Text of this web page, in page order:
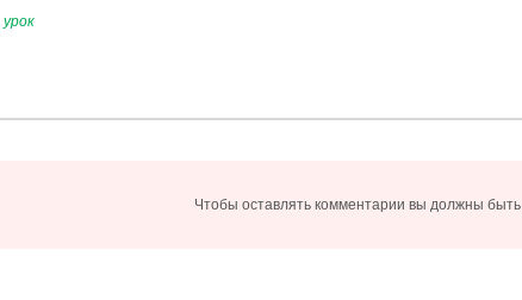
урок
Чтобы оставлять комментарии вы должны быть